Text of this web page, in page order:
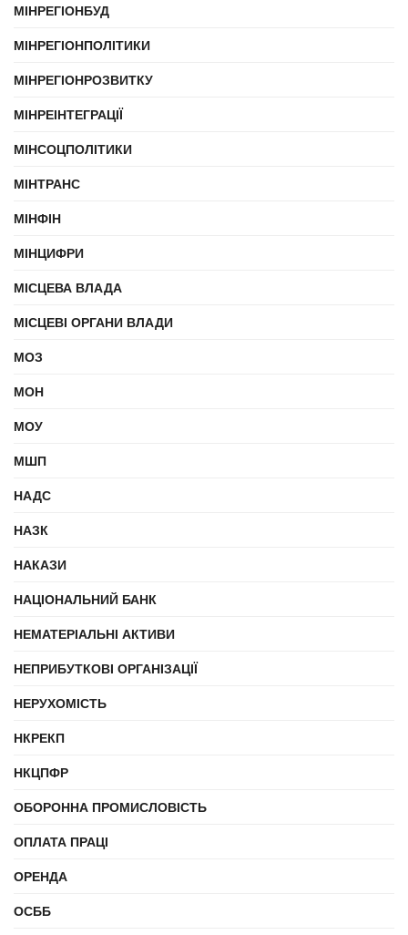
МІНРЕГІОНБУД
МІНРЕГІОНПОЛІТИКИ
МІНРЕГІОНРОЗВИТКУ
МІНРЕІНТЕГРАЦІЇ
МІНСОЦПОЛІТИКИ
МІНТРАНС
МІНФІН
МІНЦИФРИ
МІСЦЕВА ВЛАДА
МІСЦЕВІ ОРГАНИ ВЛАДИ
МОЗ
МОН
МОУ
МШП
НАДС
НАЗК
НАКАЗИ
НАЦІОНАЛЬНИЙ БАНК
НЕМАТЕРІАЛЬНІ АКТИВИ
НЕПРИБУТКОВІ ОРГАНІЗАЦІЇ
НЕРУХОМІСТЬ
НКРЕКП
НКЦПФР
ОБОРОННА ПРОМИСЛОВІСТЬ
ОПЛАТА ПРАЦІ
ОРЕНДА
ОСББ